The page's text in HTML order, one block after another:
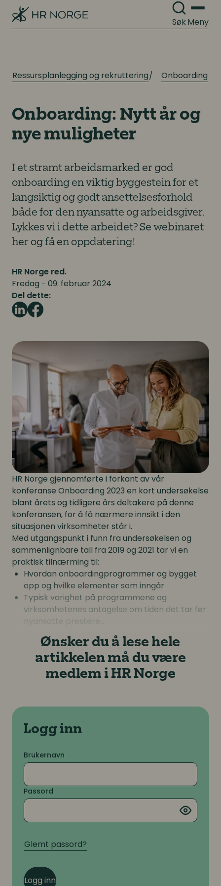
SøkMeny
Ressursplanlegging og rekruttering Onboarding
Onboarding: Nytt år og
nye muligheter
I et stramt arbeidsmarked er god
onboarding en viktig byggestein for et
langsiktig og godt ansettelsesforhold
både for den nyansatte og arbeidsgiver.
Lykkes vi i dette arbeidet? Se webinaret
her og få en oppdatering!
HR Norge red.
Fredag - 09. februar 2024
Del dette:
HR Norge gjennomførte i forkant av vår
konferanse Onboarding 2023 en kort undersøkelse
blant årets og tidligere års deltakere på denne
konferansen, for å få nærmere innsikt i den
situasjonen virksomheter står i.
Med utgangspunkt i funn fra undersøkelsen og
sammenlignbare tall fra 2019 og 2021 tar vi en
praktisk tilnærming til:
Hvordan onboardingprogrammer og bygget
opp og hvilke elementer som inngår
Typisk varighet på programmene og
virksomhetenes antagelse om tiden det tar før
nyansatte prestere...
Ønsker du å lese hele
artikkelen må du være
medlem i HR Norge
Logg inn
Brukernavn
Passord
Glemt passord?
Logg inn